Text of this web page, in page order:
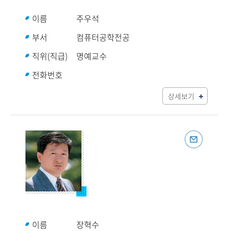
이름
주우석
부서
컴퓨터공학전공
직위(직급)
명예교수
전화번호
상세보기
이름
장혁수